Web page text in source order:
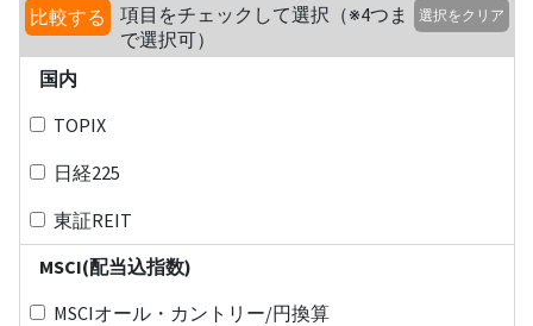
比較する
項目をチェックして選択（※4つま
で選択可）
選択をクリア
国内
TOPIX
日経225
東証REIT
MSCI(配当込指数)
MSCIオール・カントリー/円換算